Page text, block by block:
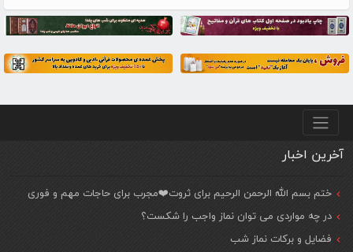
منو پایین
آخرین اخبار
ختم بسم الله الرحمن الرحیم برای ثروت❤️مجرب برای حاجات مهم و فوری
در چه مواردی می توان نماز واجب را شکست؟
فضایل و برکات نماز شب